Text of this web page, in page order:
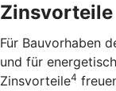
Zinsvorteile
Für Bauvorhaben
und für
Zinsvorteile4